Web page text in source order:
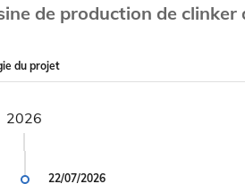
de production de
du projet
2026
22/07/2026